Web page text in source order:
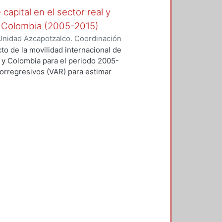
en el sector real y
(2005-2015)
Azcapotzalco. Coordinación
Paola Andrea
de la movilidad internacional de
Colombia para el periodo 2005-
(VAR) para estimar